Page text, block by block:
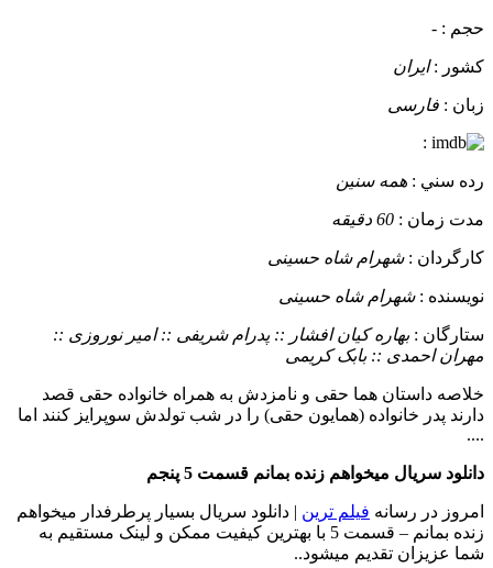
حجم : -
کشور :ایران
زبان : فارسی
:
رده سني : همه سنین
مدت زمان : 60 دقیقه
کارگردان :شهرام شاه حسینی
نويسنده :شهرام شاه حسینی
ستارگان :بهاره کیان افشار :: پدرام شریفی :: امیر نوروزی ::
مهران احمدی :: بابک کریمی
خلاصه داستان هما حقی و نامزدش به همراه خانواده حقی قصد
دارند پدر خانواده (همایون حقی) را در شب تولدش سوپرایز کنند اما
....
دانلود سریال میخواهم زنده بمانم قسمت 5 پنجم
امروز در رسانه فیلم ترین | دانلود سریال بسیار پرطرفدار میخواهم
زنده بمانم – قسمت 5 با بهترین کیفیت ممکن و لینک مستقیم به
شما عزیزان تقدیم میشود..